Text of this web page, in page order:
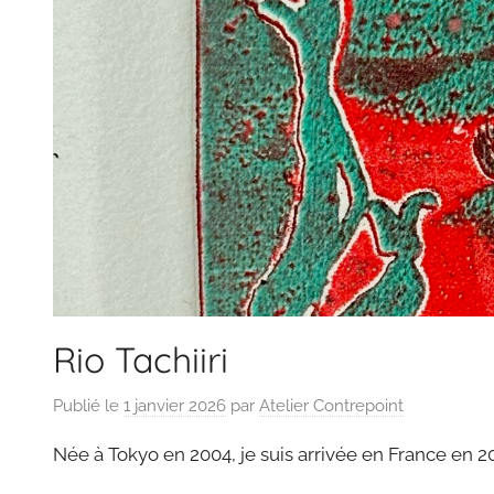
Rio Tachiiri
Publié le 1 janvier 2026 par Atelier Contrepoint
Née à Tokyo en 2004, je suis arrivée en France en